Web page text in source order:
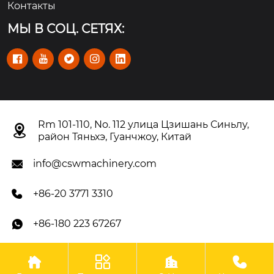
Контакты
МЫ В СОЦ. СЕТЯХ:
    

Rm 101-110, No. 112 улица Цзишань Синьлу,
район Тяньхэ, Гуанчжоу, Китай
 info@cswmachinery.com
 +86-20 3771 3310
 +86-180 223 67267
Авторское право©OOO Гуанчжоу CSW Machinery Co.,
   